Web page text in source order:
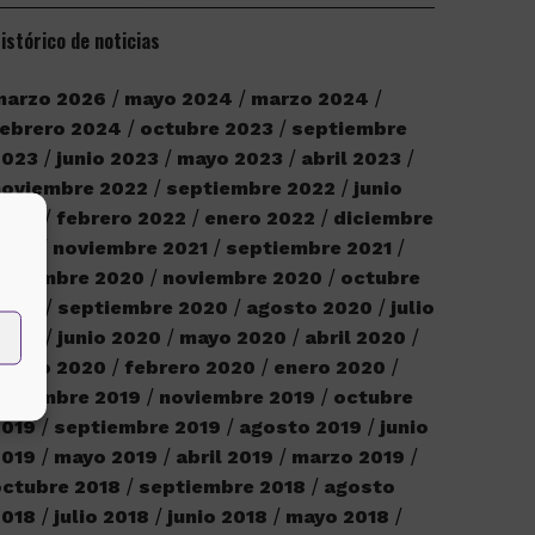
de noticias
2026 mayo 2024
marzo 2024
2024
octubre 2023
septiembre
junio 2023 mayo 2023
abril 2023
2022
septiembre 2022
junio
febrero 2022 enero 2022
diciembre
noviembre 2021
septiembre 2021
2020
noviembre 2020
octubre
septiembre 2020 agosto 2020
julio
junio 2020 mayo 2020
abril 2020
2020
febrero 2020
enero 2020
2019
noviembre 2019
octubre
septiembre 2019 agosto 2019
junio
mayo 2019 abril 2019
marzo 2019
2018
septiembre 2018
agosto
julio 2018 junio 2018 mayo 2018